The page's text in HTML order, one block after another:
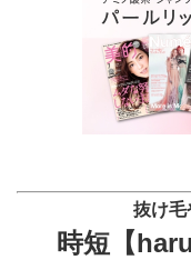
抜け毛
時短【